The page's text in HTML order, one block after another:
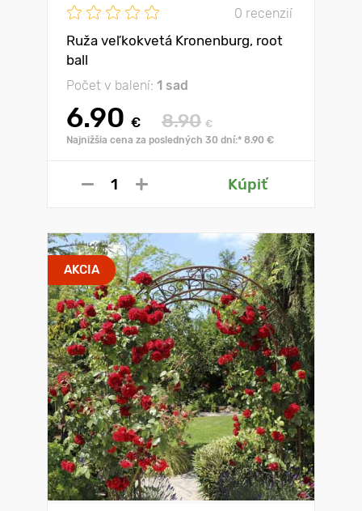
0 recenzií
Ruža veľkokvetá Kronenburg, root
ball
Počet v balení: 1 sad
6.90 € 8.90 €
Najnižšia cena za posledných 30 dní:* 8.90 €
Kúpiť
AKCIA